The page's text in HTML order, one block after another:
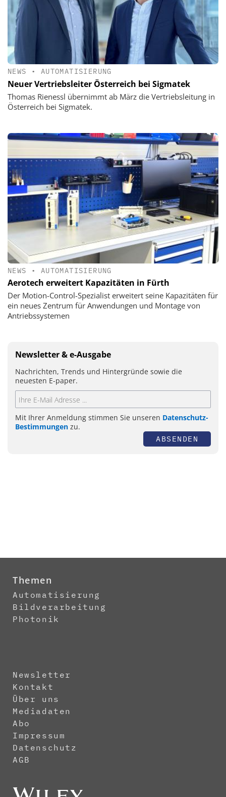
NEWS • AUTOMATISIERUNG
Neuer Vertriebsleiter Österreich bei Sigmatek
Thomas Rienessl übernimmt ab März die Vertriebsleitung in
Österreich bei Sigmatek.
NEWS • AUTOMATISIERUNG
Aerotech erweitert Kapazitäten in Fürth
Der Motion-Control-Spezialist erweitert seine Kapazitäten für
ein neues Zentrum für Anwendungen und Montage von
Antriebssystemen
Newsletter & e-Ausgabe
Nachrichten, Trends und Hintergründe sowie die
neuesten E-paper.
Mit Ihrer Anmeldung stimmen Sie unseren Datenschutz-
Bestimmungen zu.
ABSENDEN
Themen
Automatisierung
Bildverarbeitung
Photonik
Newsletter
Kontakt
Über uns
Mediadaten
Abo
Impressum
Datenschutz
AGB